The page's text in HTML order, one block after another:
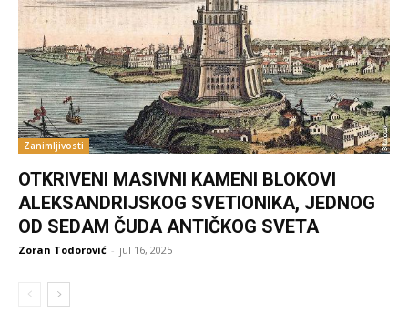
Zanimljivosti
OTKRIVENI MASIVNI KAMENI BLOKOVI
ALEKSANDRIJSKOG SVETIONIKA, JEDNOG
OD SEDAM ČUDA ANTIČKOG SVETA
Zoran Todorović - jul 16, 2025